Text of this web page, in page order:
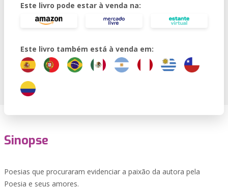
Este livro pode estar à venda na:
Este livro também está à venda em:
Sinopse
Poesias que procuraram evidenciar a paixão da autora pela
Poesia e seus amores.